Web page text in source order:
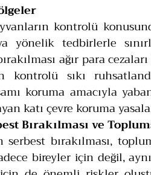
kontrolü
yönelik tedbirlerle
ağır para
kontrolü sıkı
koruma amacıyla
katı çevre koruma
Bırakılması ve
serbest bırakılması,
bireyler için değil,